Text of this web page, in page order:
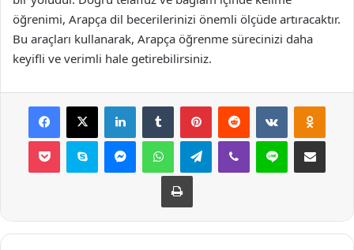
öğrenimi, Arapça dil becerilerinizi önemli ölçüde artıracaktır.
Bu araçları kullanarak, Arapça öğrenme sürecinizi daha
keyifli ve verimli hale getirebilirsiniz.
Facebook
X LinkedInTumblr PinterestReddit VKontakte
Pocket Skype MessengerWhatsAppTelegramViber Line E-Posta ile
Yazdır